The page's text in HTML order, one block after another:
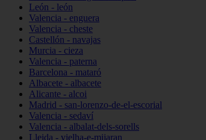
León - león
Valencia - enguera
Valencia - cheste
Castellón - navajas
Murcia - cieza
Valencia - paterna
Barcelona - mataró
Albacete - albacete
Alicante - alcoi
Madrid - san-lorenzo-de-el-escorial
Valencia - sedaví
Valencia - albalat-dels-sorells
Lleida - vielha-e-mijaran